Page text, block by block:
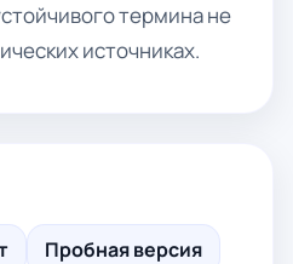
термина не
источниках.
Пробная версия